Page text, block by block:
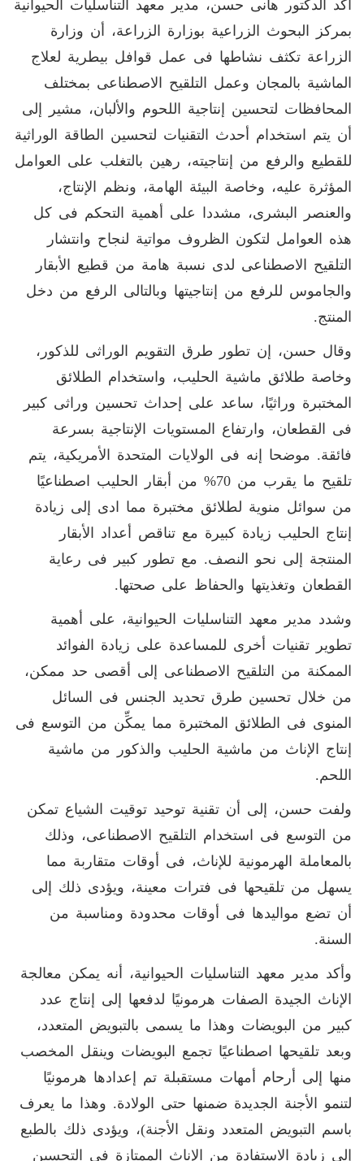
أكد الدكتور هانى حسن، مدير معهد التناسليات الحيوانية
بمركز البحوث الزراعية بوزارة الزراعة، أن وزارة
الزراعة تكثف نشاطها فى عمل قوافل بيطرية لعلاج
الماشية بالمجان وعمل التلقيح الاصطناعى بمختلف
المحافظات لتحسين إنتاجية اللحوم والألبان، مشير إلى
أن يتم استخدام أحدث التقنيات لتحسين الطاقة الوراثية
للقطيع والرفع من إنتاجيته، رهين بالتغلب على العوامل
المؤثرة عليه، وخاصة البيئة الهامة، ونظم الإنتاج،
والعنصر البشرى، مشددا على أهمية التحكم فى كل
هذه العوامل لتكون الظروف مواتية لنجاح وانتشار
التلقيح الاصطناعى لدى نسبة هامة من قطيع الأبقار
والجاموس للرفع من إنتاجيتها وبالتالى الرفع من دخل
المنتج.
وقال حسن، إن تطور طرق التقويم الوراثى للذكور،
وخاصة طلائق ماشية الحليب، واستخدام الطلائق
المختبرة وراثيًا، ساعد على إحداث تحسين وراثى كبير
فى القطعان، وارتفاع المستويات الإنتاجية بسرعة
فائقة. موضحا إنه فى الولايات المتحدة الأمريكية، يتم
تلقيح ما يقرب من 70% من أبقار الحليب اصطناعيًا
من سوائل منوية لطلائق مختبرة مما ادى إلى زيادة
إنتاج الحليب زيادة كبيرة مع تناقص أعداد الأبقار
المنتجة إلى نحو النصف. مع تطور كبير فى رعاية
القطعان وتغذيتها والحفاظ على صحتها.
وشدد مدير معهد التناسليات الحيوانية، على أهمية
تطوير تقنيات أخرى للمساعدة على زيادة الفوائد
الممكنة من التلقيح الاصطناعى إلى أقصى حد ممكن،
من خلال تحسين طرق تحديد الجنس فى السائل
المنوى فى الطلائق المختبرة مما يمكِّن من التوسع فى
إنتاج الإناث من ماشية الحليب والذكور من ماشية
اللحم.
ولفت حسن، إلى أن تقنية توحيد توقيت الشياع تمكن
من التوسع فى استخدام التلقيح الاصطناعى، وذلك
بالمعاملة الهرمونية للإناث، فى أوقات متقاربة مما
يسهل من تلقيحها فى فترات معينة، ويؤدى ذلك إلى
أن تضع مواليدها فى أوقات محدودة ومناسبة من
السنة.
وأكد مدير معهد التناسليات الحيوانية، أنه يمكن معالجة
الإناث الجيدة الصفات هرمونيًا لدفعها إلى إنتاج عدد
كبير من البويضات وهذا ما يسمى بالتبويض المتعدد،
وبعد تلقيحها اصطناعيًا تجمع البويضات وينقل المخصب
منها إلى أرحام أمهات مستقبلة تم إعدادها هرمونيًا
لتنمو الأجنة الجديدة ضمنها حتى الولادة. وهذا ما يعرف
باسم التبويض المتعدد ونقل الأجنة)، ويؤدى ذلك بالطبع
إلى زيادة الاستفادة من الإناث الممتازة فى التحسين